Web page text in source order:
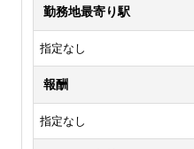
勤務地最寄り駅
指定なし
報酬
指定なし